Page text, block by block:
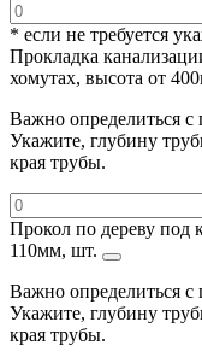
* если не требуется
Прокладка
хомутах, высота от
Важно определиться с
Укажите, глубину
края трубы.
Прокол по дереву под
110мм, шт.
Важно определиться с
Укажите, глубину
края трубы.